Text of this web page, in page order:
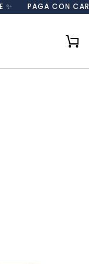
PAGA CON CARTA,